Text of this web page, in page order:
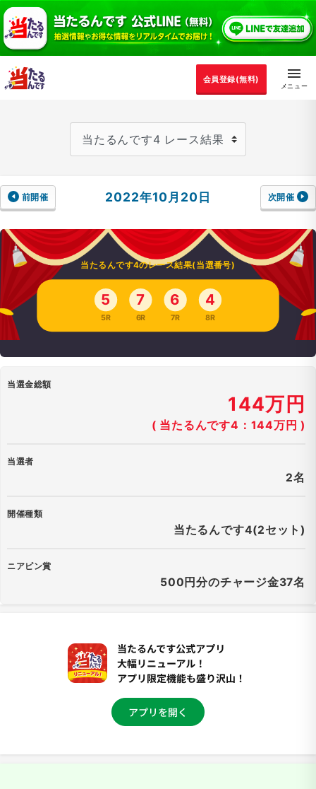
会員登録(無料)
前開催 2022年10月20日 次開催
当たるんです4のレース結果(当選番号)
5
5R
7
6R
6
7R
4
8R
当選金総額
144万円
( 当たるんです4：144万円 )
当選者
2名
開催種類
当たるんです4(2セット)
ニアピン賞
500円分のチャージ金37名